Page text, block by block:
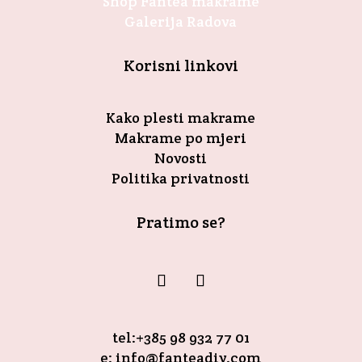
Galerija Radova
Korisni linkovi
Kako plesti makrame
Makrame po mjeri
Novosti
Politika privatnosti
Pratimo se?
tel:+385 98 932 77 01
e: info@fanteadiy.com